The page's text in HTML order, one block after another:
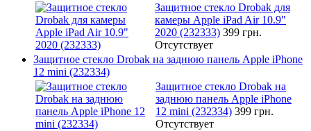
Защитное стекло Drobak для
камеры Apple iPad Air 10.9"
2020 (232333) 399 грн.
Отсутствует
Защитное стекло Drobak на заднюю панель Apple iPhone
12 mini (232334)
Защитное стекло Drobak на
заднюю панель Apple iPhone
12 mini (232334) 399 грн.
Отсутствует